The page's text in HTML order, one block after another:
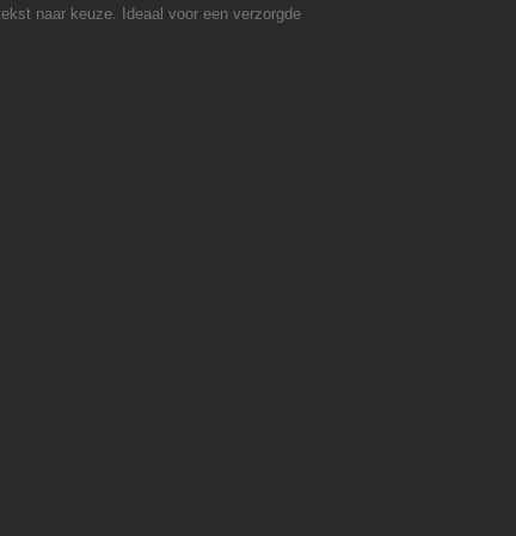
naar keuze. Ideaal voor een verzorgde